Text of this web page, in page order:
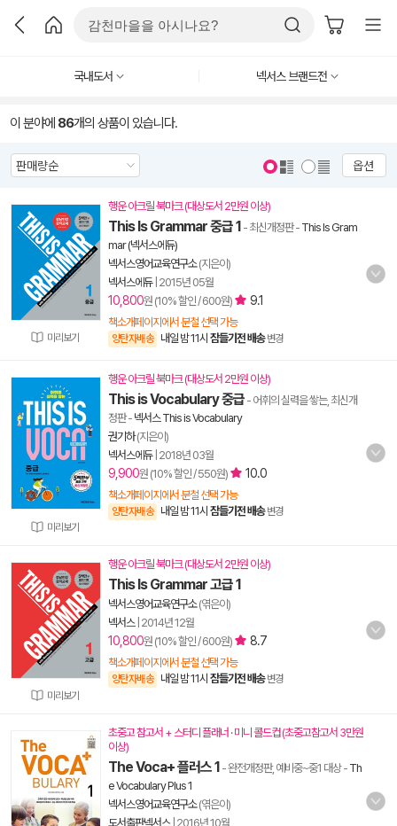
국내도서 넥서스 브랜드전
이 분야에 86개의 상품이 있습니다.
옵션
미리보기
행운 아크릴 북마크 (대상도서 2만원 이상)
This Is Grammar 중급 1 - 최신개정판- This Is Gram
mar (넥서스에듀)
넥서스영어교육연구소(지은이)
넥서스에듀| 2015년 05월
10,800원 (10% 할인 / 600원) 9.1
책소개페이지에서 분철 선택 가능
양탄자배송 내일 밤 11시 잠들기전 배송 변경
미리보기
행운 아크릴 북마크 (대상도서 2만원 이상)
This is Vocabulary 중급 - 어휘의 실력을 쌓는, 최신개
정판- 넥서스 This is Vocabulary
권기하(지은이)
넥서스에듀| 2018년 03월
9,900원 (10% 할인 / 550원) 10.0
책소개페이지에서 분철 선택 가능
양탄자배송 내일 밤 11시 잠들기전 배송 변경
미리보기
행운 아크릴 북마크 (대상도서 2만원 이상)
This Is Grammar 고급 1
넥서스영어교육연구소(엮은이)
넥서스| 2014년 12월
10,800원 (10% 할인 / 600원) 8.7
책소개페이지에서 분철 선택 가능
양탄자배송 내일 밤 11시 잠들기전 배송 변경
초중고 참고서 + 스터디 플래너 · 미니 콜드컵 (초중고참고서 3만원
이상)
The Voca+ 플러스 1 - 완전개정판, 예비중~중1 대상- Th
e Vocabulary Plus 1
넥서스영어교육연구소(엮은이)
도서출판넥서스| 2016년 10월